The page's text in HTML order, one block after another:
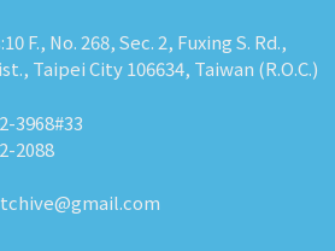
F., No. 268, Sec. 2, Fuxing S. Rd.,
Taipei City 106634, Taiwan (R.O.C.)
3968#33
2088